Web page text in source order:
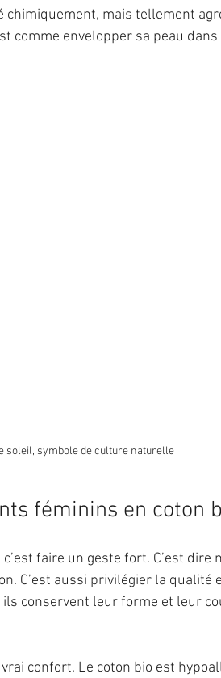
mais tellement
comme envelopper sa peau
soleil, symbole de culture naturelle
féminins en coton
faire un geste fort. C’est dire
C’est aussi privilégier la qualité
conservent leur forme et leur
confort. Le coton bio est